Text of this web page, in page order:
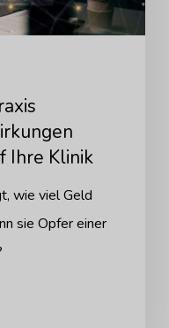
Ihre Klinik
wie viel Geld
sie Opfer einer